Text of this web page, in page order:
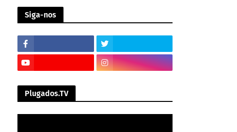
Siga-nos
Plugados.TV